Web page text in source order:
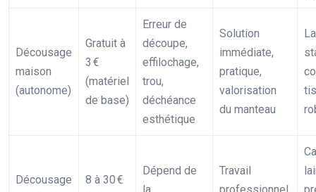
Décousage
maison
(autonome)
Gratuit à
3 €
(matériel
de base)
Erreur de
découpe,
effilochage,
trou,
déchéance
esthétique
Solution
immédiate,
pratique,
valorisation
du manteau
Décousage
8 à 30 €
Dépend de
Travail